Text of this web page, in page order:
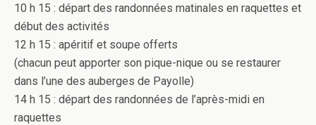
10 h 15 : départ des randonnées matinales en raquettes et
début des activités
12 h 15 : apéritif et soupe offerts
(chacun peut apporter son pique-nique ou se restaurer
dans l’une des auberges de Payolle)
14 h 15 : départ des randonnées de l’après-midi en
raquettes